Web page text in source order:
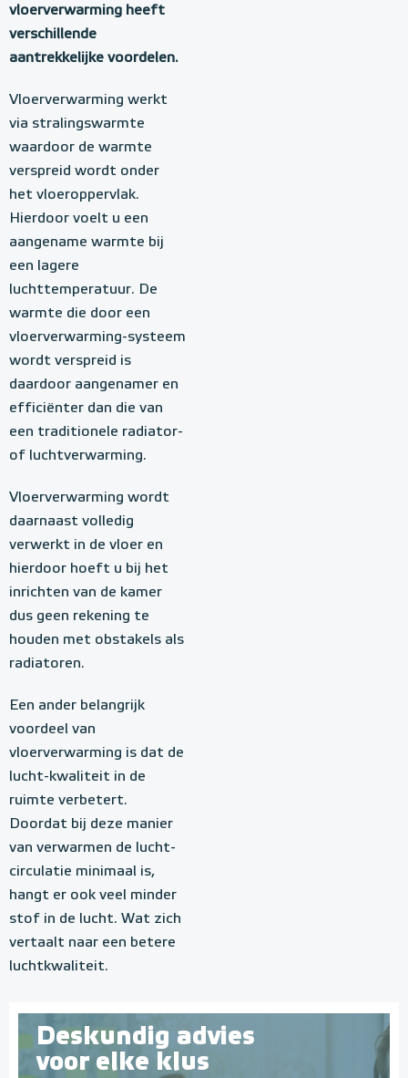
vloerverwarming heeft
verschillende
aantrekkelijke voordelen.
Vloerverwarming werkt
via stralingswarmte
waardoor de warmte
verspreid wordt onder
het vloeroppervlak.
Hierdoor voelt u een
aangename warmte bij
een lagere
luchttemperatuur. De
warmte die door een
vloerverwarming-systeem
wordt verspreid is
daardoor aangenamer en
efficiënter dan die van
een traditionele radiator-
of luchtverwarming.
Vloerverwarming wordt
daarnaast volledig
verwerkt in de vloer en
hierdoor hoeft u bij het
inrichten van de kamer
dus geen rekening te
houden met obstakels als
radiatoren.
Een ander belangrijk
voordeel van
vloerverwarming is dat de
lucht-kwaliteit in de
ruimte verbetert.
Doordat bij deze manier
van verwarmen de lucht-
circulatie minimaal is,
hangt er ook veel minder
stof in de lucht. Wat zich
vertaalt naar een betere
luchtkwaliteit.
Deskundig advies
voor elke klus